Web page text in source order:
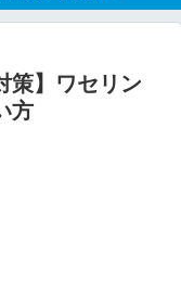
策】ワセリン
方